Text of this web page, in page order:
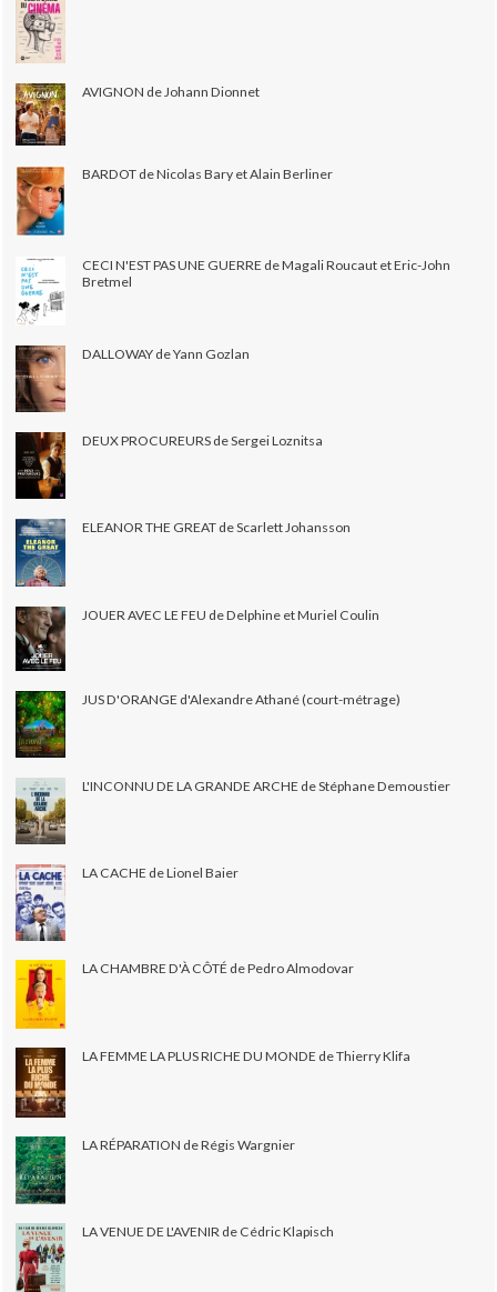
AVIGNON de Johann Dionnet
BARDOT de Nicolas Bary et Alain Berliner
CECI N'EST PAS UNE GUERRE de Magali Roucaut et Eric-John
Bretmel
DALLOWAY de Yann Gozlan
DEUX PROCUREURS de Sergei Loznitsa
ELEANOR THE GREAT de Scarlett Johansson
JOUER AVEC LE FEU de Delphine et Muriel Coulin
JUS D'ORANGE d'Alexandre Athané (court-métrage)
L'INCONNU DE LA GRANDE ARCHE de Stéphane Demoustier
LA CACHE de Lionel Baier
LA CHAMBRE D'À CÔTÉ de Pedro Almodovar
LA FEMME LA PLUS RICHE DU MONDE de Thierry Klifa
LA RÉPARATION de Régis Wargnier
LA VENUE DE L'AVENIR de Cédric Klapisch